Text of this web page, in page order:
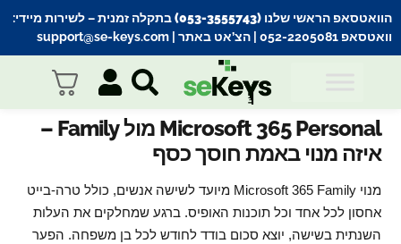
הוואטסאפ הראשי שלנו (053-3555743) בתקלה זמנית
– לשירות מיידי:
וואטסאפ 052-2205081
| הצ’אט באתר | support@se-keys.com
Microsoft 365 Personal מול Family –
איזה מנוי באמת חוסך כסף
מנוי Microsoft 365 Family מיועד לשישה אנשים, כולל טרה-בייט
אחסון לכל אחד וכל תוכנות האופיס. ברגע שמחלקים את העלות
השנתית בשישה, יוצא סכום בודד לחודש לכל בן משפחה. הפער